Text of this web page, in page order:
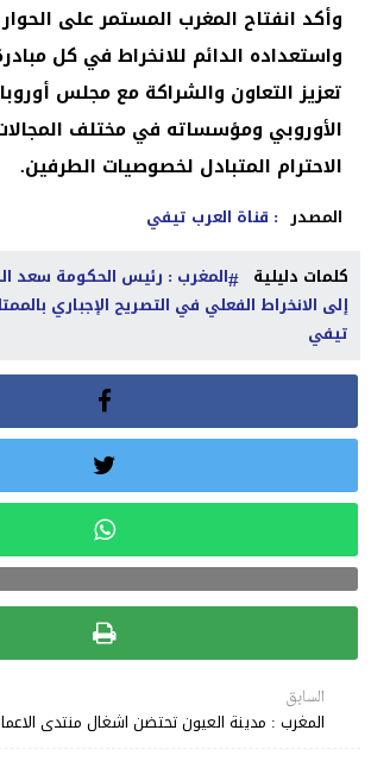
وأكد انفتاح المغرب المستمر على
واستعداده الدائم للانخراط في كل
تعزيز التعاون والشراكة مع مجلس
الأوروبي ومؤسساته في مختلف
الاحترام المتبادل لخصوصيات الطرفين.
المصدر : قناة العرب تيفي
كلمات دليلية
المغرب : رئيس الحكومة سعد
إلى الانخراط الفعلي في التصريح الإجباري
تيفي
السابق
المغرب : مدينة العيون تحتضن اشغال منتدى